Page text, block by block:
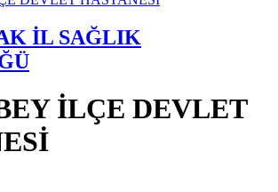
İL SAĞLIK
İLÇE DEVLET